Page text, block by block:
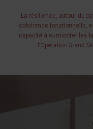
La résilience, autour du
cohérence fonctionnelle,
capacité à surmonter les
l’Opération Grand